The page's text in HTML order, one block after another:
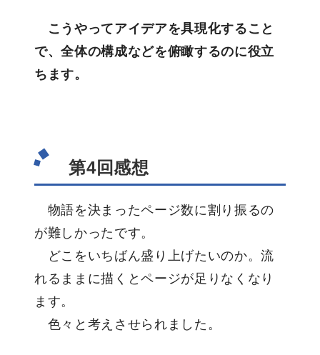
こうやってアイデアを具現化すること
で、全体の構成などを俯瞰するのに役立
ちます。
第4回感想
物語を決まったページ数に割り振るの
が難しかったです。
どこをいちばん盛り上げたいのか。流
れるままに描くとページが足りなくなり
ます。
色々と考えさせられました。